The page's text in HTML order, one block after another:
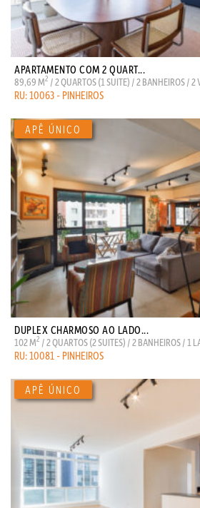
APARTAMENTO COM 2 QUART...
89,69 M2 / 2 QUARTOS (1 SUITE) / 2 BANHEIROS / 2
RU: 10063 - PINHEIROS
DUPLEX CHARMOSO AO LADO...
102 M2 / 2 QUARTOS (2 SUITES) / 2 BANHEIROS / 1
RU: 10081 - PINHEIROS